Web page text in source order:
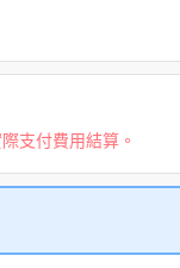
支付費用結算。